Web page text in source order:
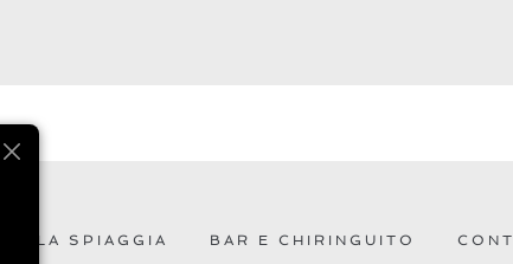
LA SPIAGGIA BAR E CHIRINGUITO